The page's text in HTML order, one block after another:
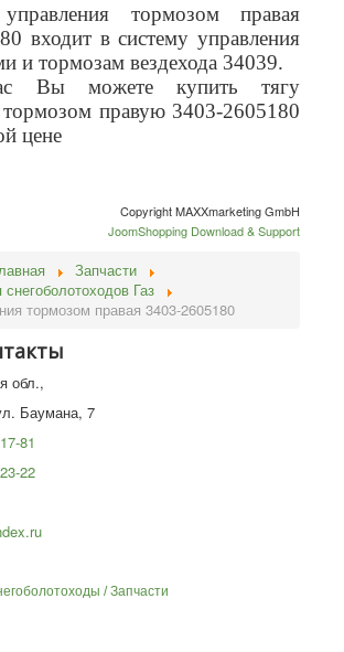
тормозом правая
входит в систему управления
и тормозам вездехода 34039.
Вы можете купить тягу
тормозом правую 3403-2605180
цене
Copyright MAXXmarketing GmbH
JoomShopping Download & Support
Запчасти
Газ
тормозом правая 3403-2605180
обл.,
Баумана, 7
81
22
/ Запчасти